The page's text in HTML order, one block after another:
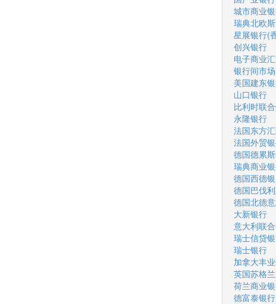
城市商业
瑞典北欧
星展银行(
创兴银行
电子商业
银行间市
美国建东
山口银行
比利时联
永隆银行
法国东方
法国外贸
德国德累
瑞典商业
德国西德银
德国巴伐
德国北德
大新银行
意大利联
瑞士信贷银
瑞士银行
加拿大丰
英国苏格
荷兰商业
德富泰银行